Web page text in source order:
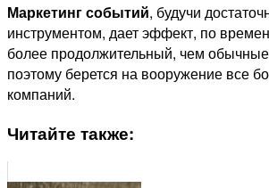
Маркетинг событий, будучи
инструментом, дает эффект, по
более продолжительный, чем
поэтому берется на вооружение все
компаний.
Читайте также: